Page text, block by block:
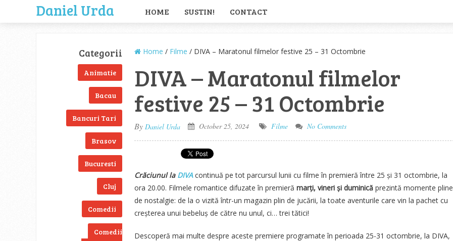
Daniel Urda HOME SUSTIN! CONTACT
Categorii
Animatie
Bacau
Bancuri Tari
Brasov
Bucuresti
Cluj
Comedii
Comedii
Home / Filme / DIVA – Maratonul filmelor festive 25 – 31 Octombrie
DIVA – Maratonul filmelor
festive 25 – 31 Octombrie
By Daniel Urda October 25, 2024 Filme No Comments
Crăciunul la DIVAcontinuă pe tot parcursul lunii cu filme în premieră între 25 și 31 octombrie, la
ora 20.00. Filmele romantice difuzate în premieră marți, vineri și duminică prezintă momente pline
de nostalgie: de la o vizită într-un magazin plin de jucării, la toate aventurile care vin la pachet cu
creșterea unui bebeluș de către nu unul, ci… trei tătici!
Descoperă mai multe despre aceste premiere programate în perioada 25-31 octombrie, la DIVA,